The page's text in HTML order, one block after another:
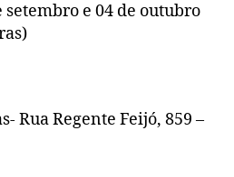
setembro e 04 de outubro
Rua Regente Feijó, 859 –